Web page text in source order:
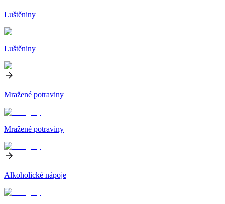
Luštěniny
Luštěniny
Mražené potraviny
Mražené potraviny
Alkoholické nápoje